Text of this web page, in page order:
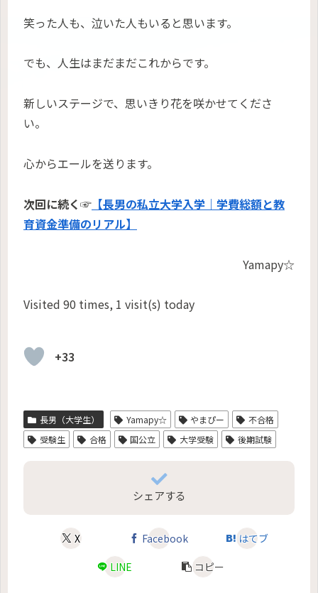
笑った人も、泣いた人もいると思います。
でも、人生はまだまだこれからです。
新しいステージで、思いきり花を咲かせてくださ
い。
心からエールを送ります。
次回に続く☞ 【長男の私立大学入学｜学費総額と教
育資金準備のリアル】
Yamapy☆
Visited 90 times, 1 visit(s) today
+33
長男（大学生） Yamapy☆ やまぴー
不合格
受験生
合格 国公立 大学受験 後期試験
シェアする
X Facebook
はてブ
LINE
コピー